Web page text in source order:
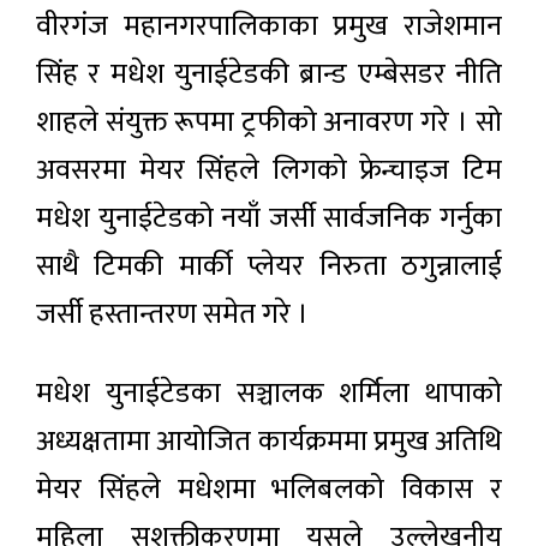
वीरगंज महानगरपालिकाका प्रमुख राजेशमान
सिंह र मधेश युनाईटेडकी ब्रान्ड एम्बेसडर नीति
शाहले संयुक्त रूपमा ट्रफीको अनावरण गरे । सो
अवसरमा मेयर सिंहले लिगको फ्रेन्चाइज टिम
मधेश युनाईटेडको नयाँ जर्सी सार्वजनिक गर्नुका
साथै टिमकी मार्की प्लेयर निरुता ठगुन्नालाई
जर्सी हस्तान्तरण समेत गरे ।
मधेश युनाईटेडका सञ्चालक शर्मिला थापाको
अध्यक्षतामा आयोजित कार्यक्रममा प्रमुख अतिथि
मेयर सिंहले मधेशमा भलिबलको विकास र